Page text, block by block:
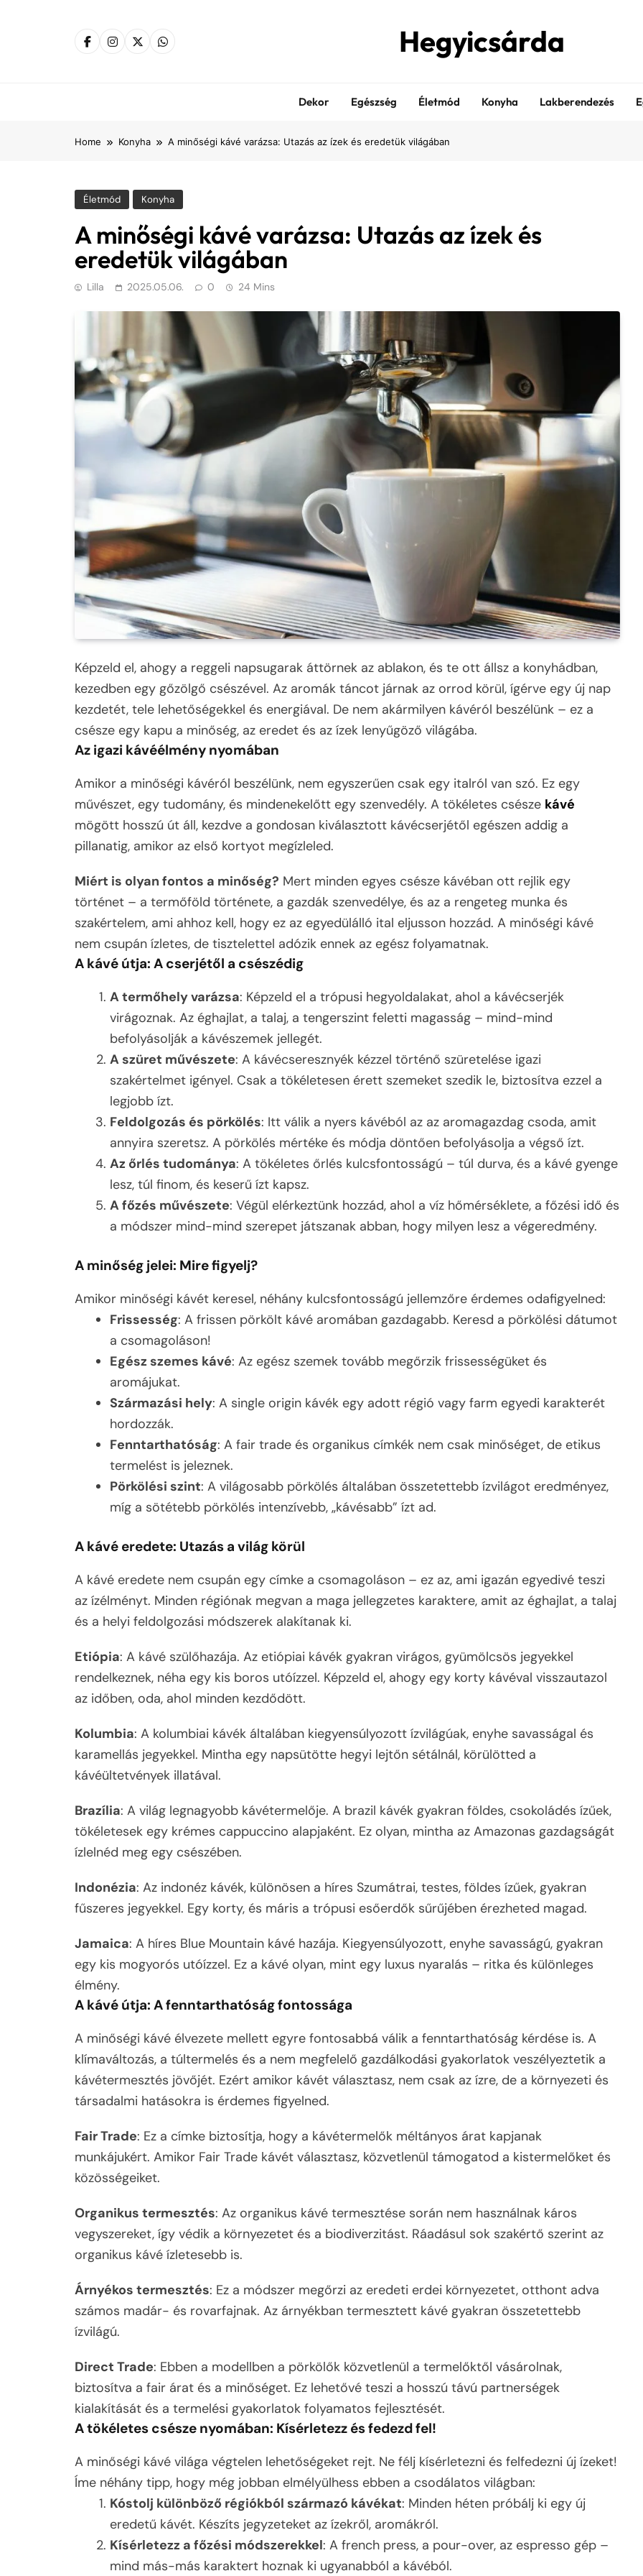
Hegyicsárda
Dekor Egészség Életmód Konyha Lakberendezés
Home Konyha A minőségi kávé varázsa: Utazás az ízek és eredetük világában
Életmód Konyha
A minőségi kávé varázsa: Utazás az ízek és
eredetük világában
Lilla 2025.05.06. 0 24 Mins
Képzeld el, ahogy a reggeli napsugarak áttörnek az ablakon, és te ott állsz a konyhádban,
kezedben egy gőzölgő csészével. Az aromák táncot járnak az orrod körül, ígérve egy új nap
kezdetét, tele lehetőségekkel és energiával. De nem akármilyen kávéról beszélünk – ez a
csésze egy kapu a minőség, az eredet és az ízek lenyűgöző világába.
Az igazi kávéélmény nyomában
Amikor a minőségi kávéról beszélünk, nem egyszerűen csak egy italról van szó. Ez egy
művészet, egy tudomány, és mindenekelőtt egy szenvedély. A tökéletes csésze kávé
mögött hosszú út áll, kezdve a gondosan kiválasztott kávécserjétől egészen addig a
pillanatig, amikor az első kortyot megízleled.
Miért is olyan fontos a minőség? Mert minden egyes csésze kávéban ott rejlik egy
történet – a termőföld története, a gazdák szenvedélye, és az a rengeteg munka és
szakértelem, ami ahhoz kell, hogy ez az egyedülálló ital eljusson hozzád. A minőségi kávé
nem csupán ízletes, de tisztelettel adózik ennek az egész folyamatnak.
A kávé útja: A cserjétől a csészédig
A termőhely varázsa: Képzeld el a trópusi hegyoldalakat, ahol a kávécserjék
virágoznak. Az éghajlat, a talaj, a tengerszint feletti magasság – mind-mind
befolyásolják a kávészemek jellegét.
A szüret művészete: A kávécseresznyék kézzel történő szüretelése igazi
szakértelmet igényel. Csak a tökéletesen érett szemeket szedik le, biztosítva ezzel a
legjobb ízt.
Feldolgozás és pörkölés: Itt válik a nyers kávéból az az aromagazdag csoda, amit
annyira szeretsz. A pörkölés mértéke és módja döntően befolyásolja a végső ízt.
Az őrlés tudománya: A tökéletes őrlés kulcsfontosságú – túl durva, és a kávé gyenge
lesz, túl finom, és keserű ízt kapsz.
A főzés művészete: Végül elérkeztünk hozzád, ahol a víz hőmérséklete, a főzési idő és
a módszer mind-mind szerepet játszanak abban, hogy milyen lesz a végeredmény.
A minőség jelei: Mire figyelj?
Amikor minőségi kávét keresel, néhány kulcsfontosságú jellemzőre érdemes odafigyelned:
Frissesség: A frissen pörkölt kávé aromában gazdagabb. Keresd a pörkölési dátumot
a csomagoláson!
Egész szemes kávé: Az egész szemek tovább megőrzik frissességüket és
aromájukat.
Származási hely: A single origin kávék egy adott régió vagy farm egyedi karakterét
hordozzák.
Fenntarthatóság: A fair trade és organikus címkék nem csak minőséget, de etikus
termelést is jeleznek.
Pörkölési szint: A világosabb pörkölés általában összetettebb ízvilágot eredményez,
míg a sötétebb pörkölés intenzívebb, „kávésabb” ízt ad.
A kávé eredete: Utazás a világ körül
A kávé eredete nem csupán egy címke a csomagoláson – ez az, ami igazán egyedivé teszi
az ízélményt. Minden régiónak megvan a maga jellegzetes karaktere, amit az éghajlat, a talaj
és a helyi feldolgozási módszerek alakítanak ki.
Etiópia: A kávé szülőhazája. Az etiópiai kávék gyakran virágos, gyümölcsös jegyekkel
rendelkeznek, néha egy kis boros utóízzel. Képzeld el, ahogy egy korty kávéval visszautazol
az időben, oda, ahol minden kezdődött.
Kolumbia: A kolumbiai kávék általában kiegyensúlyozott ízvilágúak, enyhe savasságal és
karamellás jegyekkel. Mintha egy napsütötte hegyi lejtőn sétálnál, körülötted a
kávéültetvények illatával.
Brazília: A világ legnagyobb kávétermelője. A brazil kávék gyakran földes, csokoládés ízűek,
tökéletesek egy krémes cappuccino alapjaként. Ez olyan, mintha az Amazonas gazdagságát
ízlelnéd meg egy csészében.
Indonézia: Az indonéz kávék, különösen a híres Szumátrai, testes, földes ízűek, gyakran
fűszeres jegyekkel. Egy korty, és máris a trópusi esőerdők sűrűjében érezheted magad.
Jamaica: A híres Blue Mountain kávé hazája. Kiegyensúlyozott, enyhe savasságú, gyakran
egy kis mogyorós utóízzel. Ez a kávé olyan, mint egy luxus nyaralás – ritka és különleges
élmény.
A kávé útja: A fenntarthatóság fontossága
A minőségi kávé élvezete mellett egyre fontosabbá válik a fenntarthatóság kérdése is. A
klímaváltozás, a túltermelés és a nem megfelelő gazdálkodási gyakorlatok veszélyeztetik a
kávétermesztés jövőjét. Ezért amikor kávét választasz, nem csak az ízre, de a környezeti és
társadalmi hatásokra is érdemes figyelned.
Fair Trade: Ez a címke biztosítja, hogy a kávétermelők méltányos árat kapjanak
munkájukért. Amikor Fair Trade kávét választasz, közvetlenül támogatod a kistermelőket és
közösségeiket.
Organikus termesztés: Az organikus kávé termesztése során nem használnak káros
vegyszereket, így védik a környezetet és a biodiverzitást. Ráadásul sok szakértő szerint az
organikus kávé ízletesebb is.
Árnyékos termesztés: Ez a módszer megőrzi az eredeti erdei környezetet, otthont adva
számos madár- és rovarfajnak. Az árnyékban termesztett kávé gyakran összetettebb
ízvilágú.
Direct Trade: Ebben a modellben a pörkölők közvetlenül a termelőktől vásárolnak,
biztosítva a fair árat és a minőséget. Ez lehetővé teszi a hosszú távú partnerségek
kialakítását és a termelési gyakorlatok folyamatos fejlesztését.
A tökéletes csésze nyomában: Kísérletezz és fedezd fel!
A minőségi kávé világa végtelen lehetőségeket rejt. Ne félj kísérletezni és felfedezni új ízeket!
Íme néhány tipp, hogy még jobban elmélyülhess ebben a csodálatos világban:
Kóstolj különböző régiókból származó kávékat: Minden héten próbálj ki egy új
eredetű kávét. Készíts jegyzeteket az ízekről, aromákról.
Kísérletezz a főzési módszerekkel: A french press, a pour-over, az espresso gép –
mind más-más karaktert hoznak ki ugyanabból a kávéból.